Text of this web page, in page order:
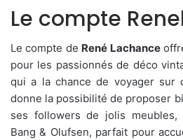
Le compte
Le compte de René Lachance
pour les passionnés de déco
qui a la chance de voyager sur
donne la possibilité de proposer
ses followers de jolis meubles,
Bang & Olufsen, parfait pour